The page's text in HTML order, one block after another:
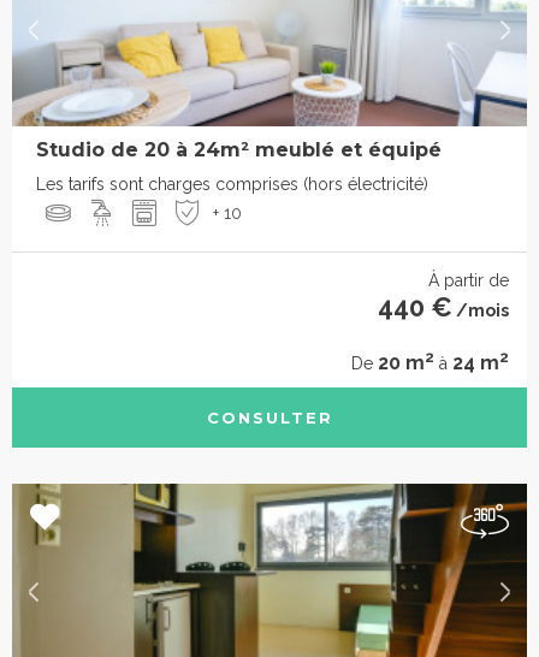
Studio de 20 à 24m² meublé et équipé
Les tarifs sont charges comprises (hors électricité)
+ 10
À partir de
440 € /mois
De 20 m2 à 24 m2
CONSULTER